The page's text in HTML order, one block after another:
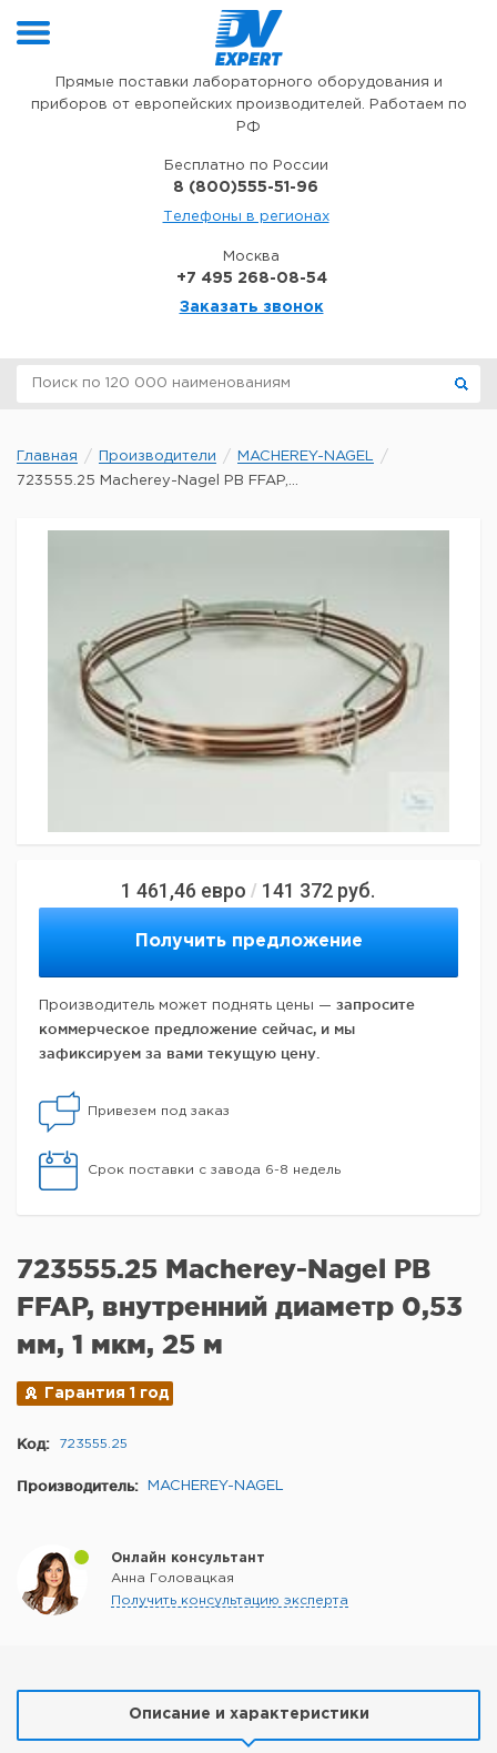
Прямые поставки лабораторного оборудования и
приборов от европейских производителей. Работаем по
РФ
Бесплатно по России
8 (800)555-51-96
Телефоны в регионах
Москва
+7 495 268-08-54
Заказать звонок
Главная Производители
MACHEREY-NAGEL
723555.25 Macherey-Nagel PB FFAP,...
1 461,46 евро / 141 372 руб.
Получить предложение
Производитель может поднять цены — запросите
коммерческое предложение сейчас, и мы
зафиксируем за вами текущую цену.
Привезем под заказ
Срок поставки с завода 6-8 недель
723555.25 Macherey-Nagel PB
FFAP, внутренний диаметр 0,53
мм, 1 мкм, 25 м
Гарантия 1 год
Код: 723555.25
Производитель: MACHEREY-NAGEL
Онлайн консультант
Анна Головацкая
Получить консультацию эксперта
Описание и характеристики